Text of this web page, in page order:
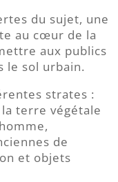
du sujet, une
au cœur de la
aux publics
le sol urbain.
strates :
terre végétale
de
et objets